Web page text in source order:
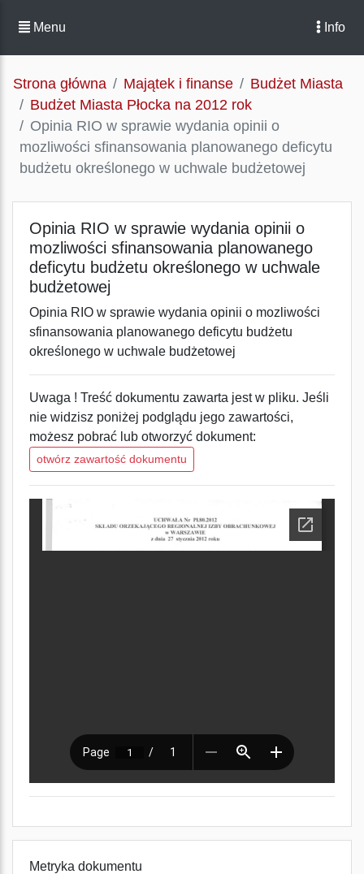
Menu Info
Strona główna Majątek i finanse
Budżet Miasta
Budżet Miasta Płocka na 2012 rok
Opinia RIO w sprawie wydania opinii o
mozliwości sfinansowania planowanego deficytu
budżetu określonego w uchwale budżetowej
Opinia RIO w sprawie wydania opinii o
mozliwości sfinansowania planowanego
deficytu budżetu określonego w uchwale
budżetowej
Opinia RIO w sprawie wydania opinii o mozliwości
sfinansowania planowanego deficytu budżetu
określonego w uchwale budżetowej
Uwaga ! Treść dokumentu zawarta jest w pliku. Jeśli
nie widzisz poniżej podglądu jego zawartości,
możesz pobrać lub otworzyć dokument:
otwórz zawartość dokumentu
Metryka dokumentu